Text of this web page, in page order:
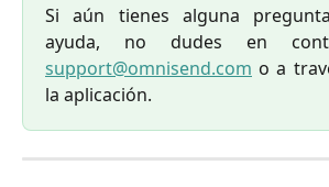
Si aún tienes alguna
ayuda, no dudes en
support@omnisend.com o a
la aplicación.